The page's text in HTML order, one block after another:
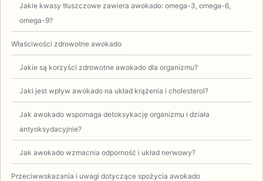
Jakie kwasy tłuszczowe zawiera awokado: omega-3, omega-6,
omega-9?
Właściwości zdrowotne awokado
Jakie są korzyści zdrowotne awokado dla organizmu?
Jaki jest wpływ awokado na układ krążenia i cholesterol?
Jak awokado wspomaga detoksykację organizmu i działa
antyoksydacyjnie?
Jak awokado wzmacnia odporność i układ nerwowy?
Przeciwwskazania i uwagi dotyczące spożycia awokado